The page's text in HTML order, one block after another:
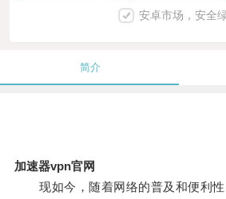
安卓市场，安全
简介
加速器vpn官网
现如今，随着网络的普及和便利性